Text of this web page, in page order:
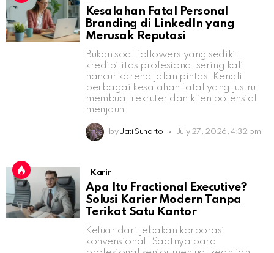
Kesalahan Fatal Personal
Branding di LinkedIn yang
Merusak Reputasi
Bukan soal followers yang sedikit,
kredibilitas profesional sering kali
hancur karena jalan pintas. Kenali
berbagai kesalahan fatal yang justru
membuat rekruter dan klien potensial
menjauh.
by Jati Sunarto July 27, 2026, 4:32 pm
Karir
Apa Itu Fractional Executive?
Solusi Karier Modern Tanpa
Terikat Satu Kantor
Keluar dari jebakan korporasi
konvensional. Saatnya para